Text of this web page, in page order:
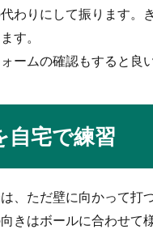
高校生のお子さんがいるお母
トンパ...
わりにして振ります
す。
ームの確認もすると良
自宅で練習
、ただ壁に向かって打
きはボールに合わせて